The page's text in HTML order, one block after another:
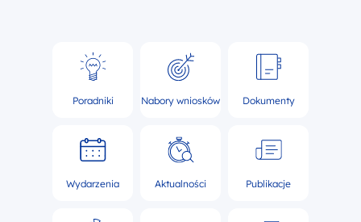
Poradniki Nabory wniosków Dokumenty
Wydarzenia Aktualności Publikacje